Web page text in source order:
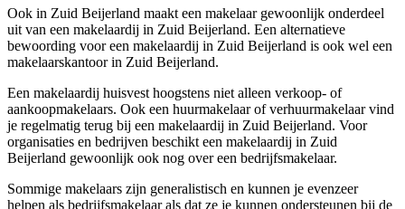
Ook in Zuid Beijerland maakt een makelaar gewoonlijk onderdeel
uit van een makelaardij in Zuid Beijerland. Een alternatieve
bewoording voor een makelaardij in Zuid Beijerland is ook wel een
makelaarskantoor in Zuid Beijerland.
Een makelaardij huisvest hoogstens niet alleen verkoop- of
aankoopmakelaars. Ook een huurmakelaar of verhuurmakelaar vind
je regelmatig terug bij een makelaardij in Zuid Beijerland. Voor
organisaties en bedrijven beschikt een makelaardij in Zuid
Beijerland gewoonlijk ook nog over een bedrijfsmakelaar.
Sommige makelaars zijn generalistisch en kunnen je evenzeer
helpen als bedrijfsmakelaar als dat ze je kunnen ondersteunen bij de